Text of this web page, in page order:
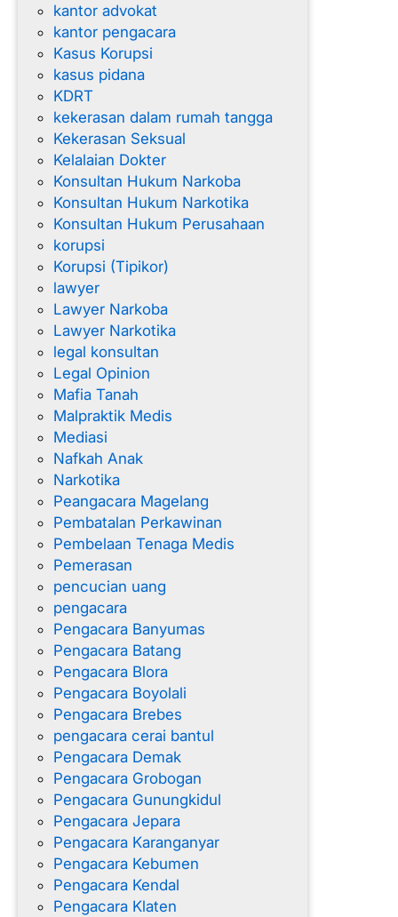
kantor advokat
kantor pengacara
Kasus Korupsi
kasus pidana
KDRT
kekerasan dalam rumah tangga
Kekerasan Seksual
Kelalaian Dokter
Konsultan Hukum Narkoba
Konsultan Hukum Narkotika
Konsultan Hukum Perusahaan
korupsi
Korupsi (Tipikor)
lawyer
Lawyer Narkoba
Lawyer Narkotika
legal konsultan
Legal Opinion
Mafia Tanah
Malpraktik Medis
Mediasi
Nafkah Anak
Narkotika
Peangacara Magelang
Pembatalan Perkawinan
Pembelaan Tenaga Medis
Pemerasan
pencucian uang
pengacara
Pengacara Banyumas
Pengacara Batang
Pengacara Blora
Pengacara Boyolali
Pengacara Brebes
pengacara cerai bantul
Pengacara Demak
Pengacara Grobogan
Pengacara Gunungkidul
Pengacara Jepara
Pengacara Karanganyar
Pengacara Kebumen
Pengacara Kendal
Pengacara Klaten